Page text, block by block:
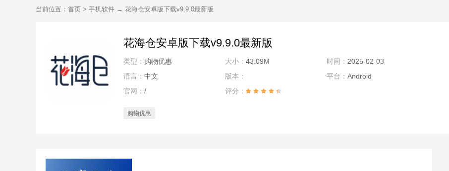
当前位置： 首页 > 手机软件 → 花海仓安卓版下载v9.9.0最新版
花海仓安卓版下载v9.9.0最新版
类型： 购物优惠 大小： 43.09M 时间： 2025-02-03
语言： 中文 版本： 平台： Android
官网： / 评分：
购物优惠